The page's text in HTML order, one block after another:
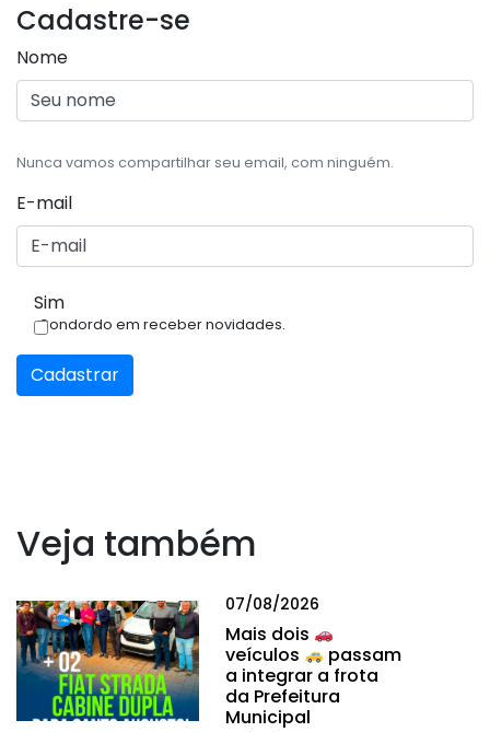
Cadastre-se
Nome
Nunca vamos compartilhar seu email, com ninguém.
E-mail
Sim
Condordo em receber novidades.
Cadastrar
Veja também
07/08/2026
Mais dois
veículos
passam
a integrar a frota
da Prefeitura
Municipal